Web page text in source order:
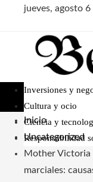
jueves, agosto 6
Inversiones y
Cultura y ocio
Ciencia y
Responsabilidad
Inicio
Uncategorized
Mother Victoria
marciales: